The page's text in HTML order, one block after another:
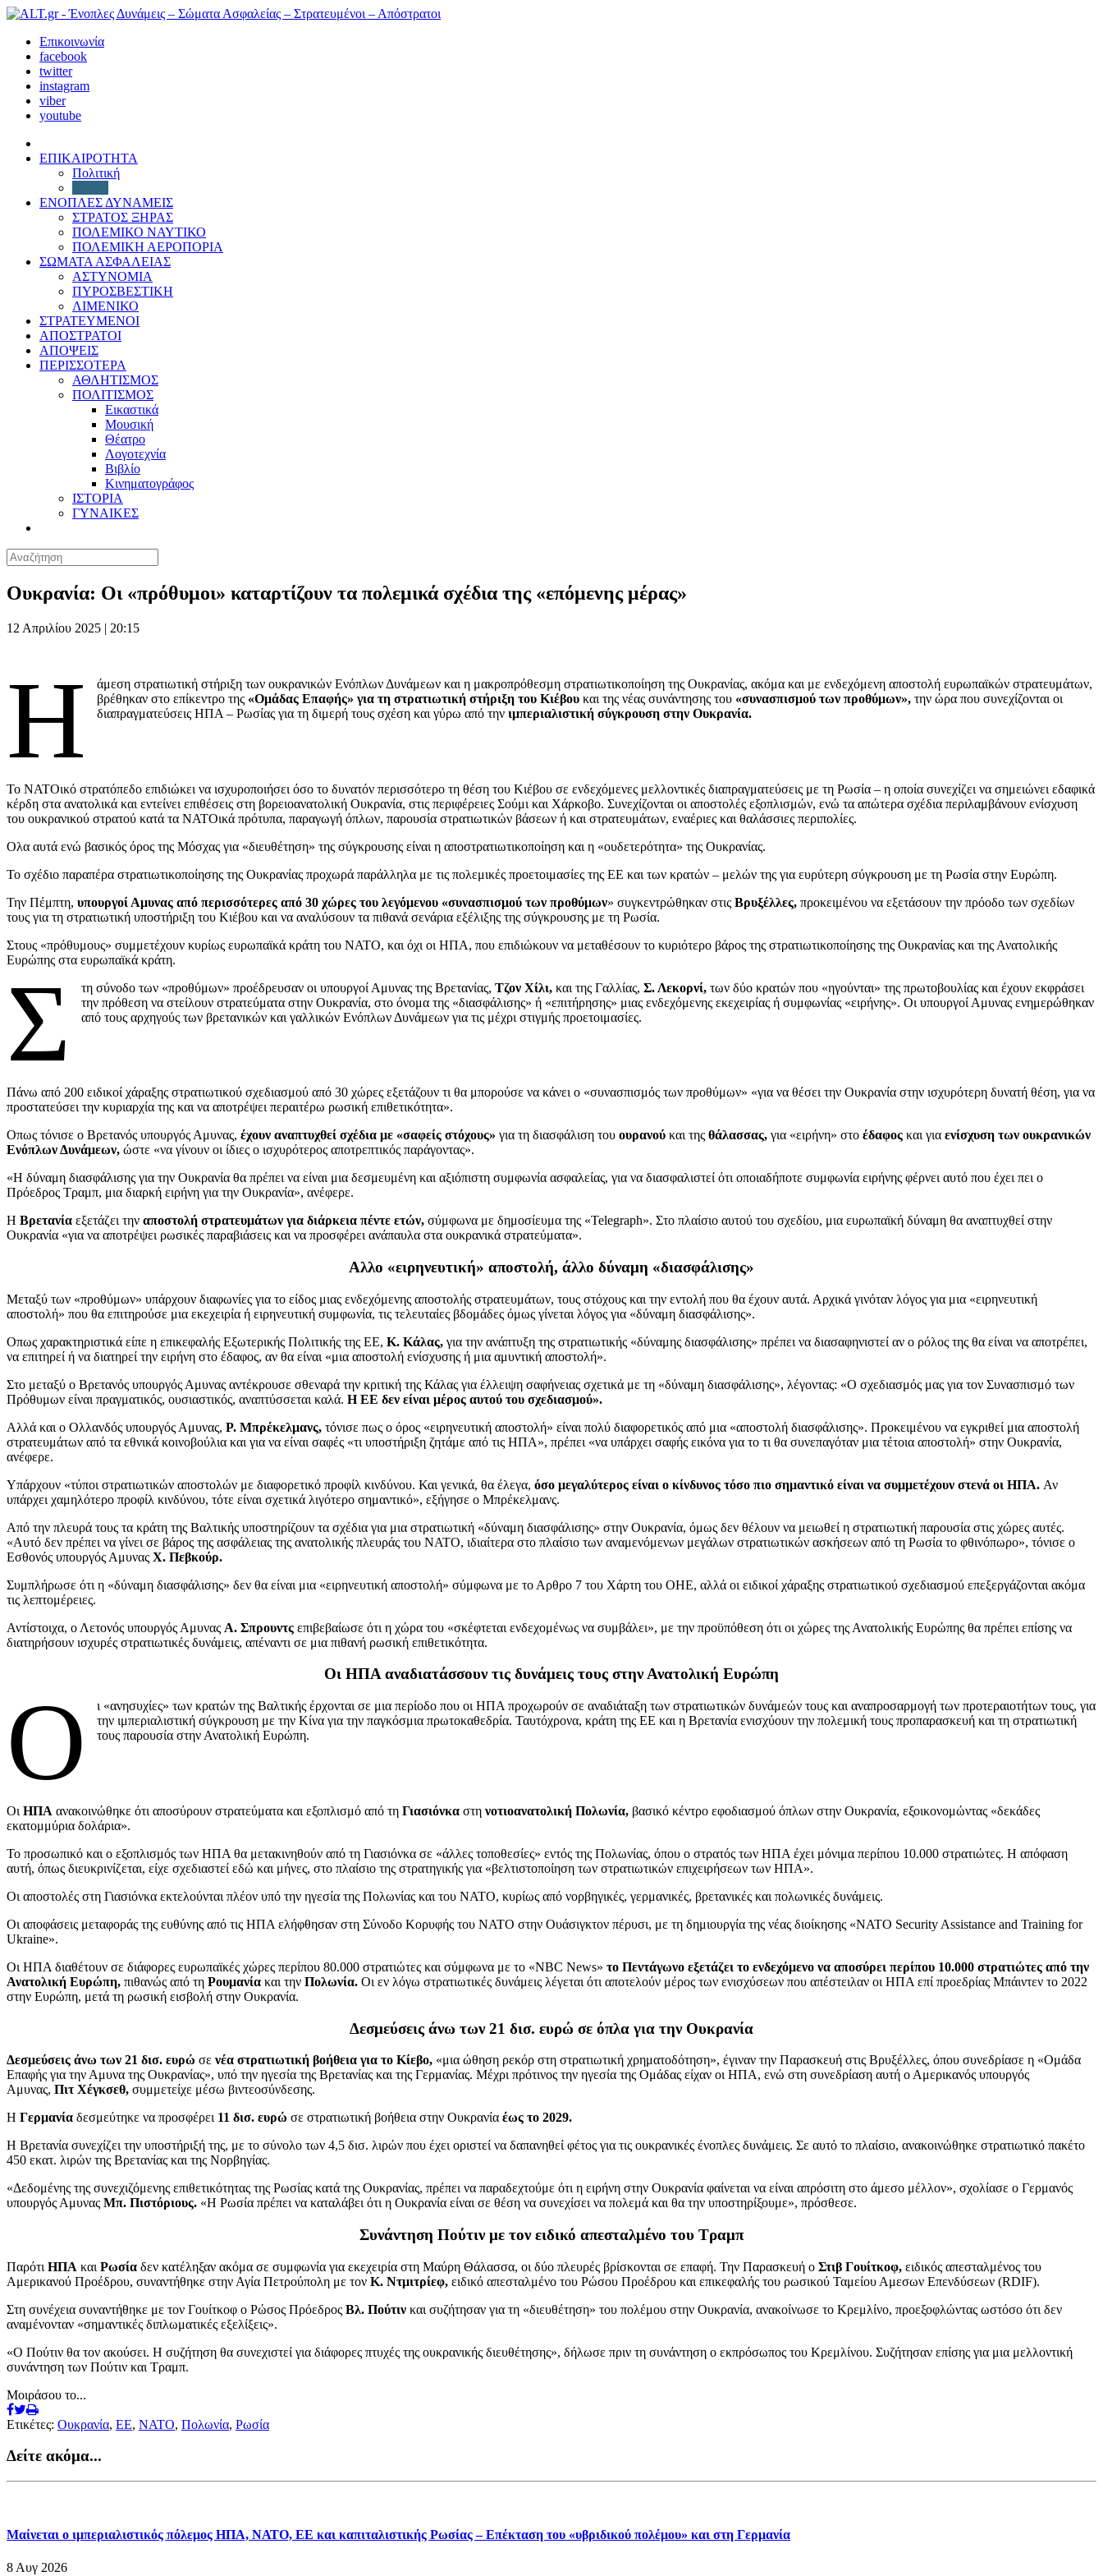
Επικοινωνία
facebook
twitter
instagram
viber
youtube
ΕΠΙΚΑΙΡΟΤΗΤΑ
Πολιτική
ΕΝΟΠΛΕΣ ΔΥΝΑΜΕΙΣ
ΣΤΡΑΤΟΣ ΞΗΡΑΣ
ΠΟΛΕΜΙΚΟ ΝΑΥΤΙΚΟ
ΠΟΛΕΜΙΚΗ ΑΕΡΟΠΟΡΙΑ
ΣΩΜΑΤΑ ΑΣΦΑΛΕΙΑΣ
ΑΣΤΥΝΟΜΙΑ
ΠΥΡΟΣΒΕΣΤΙΚΗ
ΛΙΜΕΝΙΚΟ
ΣΤΡΑΤΕΥΜΕΝΟΙ
ΑΠΟΣΤΡΑΤΟΙ
ΑΠΟΨΕΙΣ
ΠΕΡΙΣΣΟΤΕΡΑ
ΑΘΛΗΤΙΣΜΟΣ
ΠΟΛΙΤΙΣΜΟΣ
Εικαστικά
Μουσική
Θέατρο
Λογοτεχνία
Βιβλίο
Κινηματογράφος
ΙΣΤΟΡΙΑ
ΓΥΝΑΙΚΕΣ
Ουκρανία: Οι «πρόθυμοι» καταρτίζουν τα πολεμικά σχέδια της «επόμενης μέρας»
12 Απριλίου 2025 | 20:15
Η
άμεση στρατιωτική στήριξη των ουκρανικών Ενόπλων Δυνάμεων και η μακροπρόθεσμη στρατιωτικοποίηση της Ουκρανίας, ακόμα και με ενδεχόμενη αποστολή ευρωπαϊκών στρατευμάτων,
βρέθηκαν στο επίκεντρο της «Ομάδας Επαφής» για τη στρατιωτική στήριξη του Κιέβου και της νέας συνάντησης του «συνασπισμού των προθύμων», την ώρα που συνεχίζονται οι
διαπραγματεύσεις ΗΠΑ – Ρωσίας για τη διμερή τους σχέση και γύρω από τηνιμπεριαλιστική σύγκρουση στην Ουκρανία.
Το ΝΑΤΟικό στρατόπεδο επιδιώκει να ισχυροποιήσει όσο το δυνατόν περισσότερο τη θέση του Κιέβου σε ενδεχόμενες μελλοντικές διαπραγματεύσεις με τη Ρωσία – η οποία συνεχίζει να σημειώνει εδαφικά
κέρδη στα ανατολικά και εντείνει επιθέσεις στη βορειοανατολική Ουκρανία, στις περιφέρειες Σούμι και Χάρκοβο. Συνεχίζονται οι αποστολές εξοπλισμών, ενώ τα απώτερα σχέδια περιλαμβάνουν ενίσχυση
του ουκρανικού στρατού κατά τα ΝΑΤΟικά πρότυπα, παραγωγή όπλων, παρουσία στρατιωτικών βάσεων ή και στρατευμάτων, εναέριες και θαλάσσιες περιπολίες.
Ολα αυτά ενώ βασικός όρος της Μόσχας για «διευθέτηση» της σύγκρουσης είναι η αποστρατιωτικοποίηση και η «ουδετερότητα» της Ουκρανίας.
Το σχέδιο παραπέρα στρατιωτικοποίησης της Ουκρανίας προχωρά παράλληλα με τις πολεμικές προετοιμασίες της ΕΕ και των κρατών – μελών της για ευρύτερη σύγκρουση με τη Ρωσία στην Ευρώπη.
Την Πέμπτη, υπουργοί Αμυνας από περισσότερες από 30 χώρες του λεγόμενου «συνασπισμού των προθύμων» συγκεντρώθηκαν στις Βρυξέλλες, προκειμένου να εξετάσουν την πρόοδο των σχεδίων
τους για τη στρατιωτική υποστήριξη του Κιέβου και να αναλύσουν τα πιθανά σενάρια εξέλιξης της σύγκρουσης με τη Ρωσία.
Στους «πρόθυμους» συμμετέχουν κυρίως ευρωπαϊκά κράτη του ΝΑΤΟ, και όχι οι ΗΠΑ, που επιδιώκουν να μεταθέσουν το κυριότερο βάρος της στρατιωτικοποίησης της Ουκρανίας και της Ανατολικής
Ευρώπης στα ευρωπαϊκά κράτη.
Σ τη σύνοδο των «προθύμων» προέδρευσαν οι υπουργοί Αμυνας της Βρετανίας,Τζον Χίλι, και της Γαλλίας,Σ. Λεκορνί, των δύο κρατών που «ηγούνται» της πρωτοβουλίας και έχουν εκφράσει
την πρόθεση να στείλουν στρατεύματα στην Ουκρανία, στο όνομα της «διασφάλισης» ή «επιτήρησης» μιας ενδεχόμενης εκεχειρίας ή συμφωνίας «ειρήνης». Οι υπουργοί Αμυνας ενημερώθηκαν
από τους αρχηγούς των βρετανικών και γαλλικών Ενόπλων Δυνάμεων για τις μέχρι στιγμής προετοιμασίες.
Πάνω από 200 ειδικοί χάραξης στρατιωτικού σχεδιασμού από 30 χώρες εξετάζουν τι θα μπορούσε να κάνει ο «συνασπισμός των προθύμων» «για να θέσει την Ουκρανία στην ισχυρότερη δυνατή θέση, για να
προστατεύσει την κυριαρχία της και να αποτρέψει περαιτέρω ρωσική επιθετικότητα».
Οπως τόνισε ο Βρετανός υπουργός Αμυνας, έχουν αναπτυχθεί σχέδια με «σαφείς στόχους» για τη διασφάλιση του ουρανού και της θάλασσας, για «ειρήνη» στο έδαφος και για ενίσχυση των ουκρανικών
Ενόπλων Δυνάμεων, ώστε «να γίνουν οι ίδιες ο ισχυρότερος αποτρεπτικός παράγοντας».
«Η δύναμη διασφάλισης για την Ουκρανία θα πρέπει να είναι μια δεσμευμένη και αξιόπιστη συμφωνία ασφαλείας, για να διασφαλιστεί ότι οποιαδήποτε συμφωνία ειρήνης φέρνει αυτό που έχει πει ο
Πρόεδρος Tραμπ, μια διαρκή ειρήνη για την Ουκρανία», ανέφερε.
Η Βρετανία εξετάζει την αποστολή στρατευμάτων για διάρκεια πέντε ετών, σύμφωνα με δημοσίευμα της «Telegraph». Στο πλαίσιο αυτού του σχεδίου, μια ευρωπαϊκή δύναμη θα αναπτυχθεί στην
Ουκρανία «για να αποτρέψει ρωσικές παραβιάσεις και να προσφέρει ανάπαυλα στα ουκρανικά στρατεύματα».
Αλλο «ειρηνευτική» αποστολή, άλλο δύναμη «διασφάλισης»
Μεταξύ των «προθύμων» υπάρχουν διαφωνίες για το είδος μιας ενδεχόμενης αποστολής στρατευμάτων, τους στόχους και την εντολή που θα έχουν αυτά. Αρχικά γινόταν λόγος για μια «ειρηνευτική
αποστολή» που θα επιτηρούσε μια εκεχειρία ή ειρηνευτική συμφωνία, τις τελευταίες βδομάδες όμως γίνεται λόγος για «δύναμη διασφάλισης».
Οπως χαρακτηριστικά είπε η επικεφαλής Εξωτερικής Πολιτικής της ΕΕ, Κ. Κάλας, για την ανάπτυξη της στρατιωτικής «δύναμης διασφάλισης» πρέπει να διασαφηνιστεί αν ο ρόλος της θα είναι να αποτρέπει,
να επιτηρεί ή να διατηρεί την ειρήνη στο έδαφος, αν θα είναι «μια αποστολή ενίσχυσης ή μια αμυντική αποστολή».
Στο μεταξύ ο Βρετανός υπουργός Αμυνας αντέκρουσε σθεναρά την κριτική της Κάλας για έλλειψη σαφήνειας σχετικά με τη «δύναμη διασφάλισης», λέγοντας: «Ο σχεδιασμός μας για τον Συνασπισμό των
Πρόθυμων είναι πραγματικός, ουσιαστικός, αναπτύσσεται καλά. Η ΕΕ δεν είναι μέρος αυτού του σχεδιασμού».
Αλλά και ο Ολλανδός υπουργός Αμυνας, Ρ. Μπρέκελμανς, τόνισε πως ο όρος «ειρηνευτική αποστολή» είναι πολύ διαφορετικός από μια «αποστολή διασφάλισης». Προκειμένου να εγκριθεί μια αποστολή
στρατευμάτων από τα εθνικά κοινοβούλια και για να είναι σαφές «τι υποστήριξη ζητάμε από τις ΗΠΑ», πρέπει «να υπάρχει σαφής εικόνα για το τι θα συνεπαγόταν μια τέτοια αποστολή» στην Ουκρανία,
ανέφερε.
Υπάρχουν «τύποι στρατιωτικών αποστολών με διαφορετικό προφίλ κινδύνου. Και γενικά, θα έλεγα, όσο μεγαλύτερος είναι ο κίνδυνος τόσο πιο σημαντικό είναι να συμμετέχουν στενά οι ΗΠΑ. Αν
υπάρχει χαμηλότερο προφίλ κινδύνου, τότε είναι σχετικά λιγότερο σημαντικό», εξήγησε ο Μπρέκελμανς.
Από την πλευρά τους τα κράτη της Βαλτικής υποστηρίζουν τα σχέδια για μια στρατιωτική «δύναμη διασφάλισης» στην Ουκρανία, όμως δεν θέλουν να μειωθεί η στρατιωτική παρουσία στις χώρες αυτές.
«Αυτό δεν πρέπει να γίνει σε βάρος της ασφάλειας της ανατολικής πλευράς του ΝΑΤΟ, ιδιαίτερα στο πλαίσιο των αναμενόμενων μεγάλων στρατιωτικών ασκήσεων από τη Ρωσία το φθινόπωρο», τόνισε ο
Εσθονός υπουργός Αμυνας Χ. Πεβκούρ.
Συμπλήρωσε ότι η «δύναμη διασφάλισης» δεν θα είναι μια «ειρηνευτική αποστολή» σύμφωνα με το Αρθρο 7 του Χάρτη του ΟΗΕ, αλλά οι ειδικοί χάραξης στρατιωτικού σχεδιασμού επεξεργάζονται ακόμα
τις λεπτομέρειες.
Αντίστοιχα, ο Λετονός υπουργός Αμυνας Α. Σπρουντς επιβεβαίωσε ότι η χώρα του «σκέφτεται ενδεχομένως να συμβάλει», με την προϋπόθεση ότι οι χώρες της Ανατολικής Ευρώπης θα πρέπει επίσης να
διατηρήσουν ισχυρές στρατιωτικές δυνάμεις, απέναντι σε μια πιθανή ρωσική επιθετικότητα.
Οι ΗΠΑ αναδιατάσσουν τις δυνάμεις τους στην Ανατολική Ευρώπη
Ο
ι «ανησυχίες» των κρατών της Βαλτικής έρχονται σε μια περίοδο που οι ΗΠΑ προχωρούν σε αναδιάταξη των στρατιωτικών δυνάμεών τους και αναπροσαρμογή των προτεραιοτήτων τους, για
την ιμπεριαλιστική σύγκρουση με την Κίνα για την παγκόσμια πρωτοκαθεδρία. Ταυτόχρονα, κράτη της ΕΕ και η Βρετανία ενισχύουν την πολεμική τους προπαρασκευή και τη στρατιωτική
τους παρουσία στην Ανατολική Ευρώπη.
Οι ΗΠΑ ανακοινώθηκε ότι αποσύρουν στρατεύματα και εξοπλισμό από τη Γιασιόνκα στη νοτιοανατολική Πολωνία, βασικό κέντρο εφοδιασμού όπλων στην Ουκρανία, εξοικονομώντας «δεκάδες
εκατομμύρια δολάρια».
Το προσωπικό και ο εξοπλισμός των ΗΠΑ θα μετακινηθούν από τη Γιασιόνκα σε «άλλες τοποθεσίες» εντός της Πολωνίας, όπου ο στρατός των ΗΠΑ έχει μόνιμα περίπου 10.000 στρατιώτες. Η απόφαση
αυτή, όπως διευκρινίζεται, είχε σχεδιαστεί εδώ και μήνες, στο πλαίσιο της στρατηγικής για «βελτιστοποίηση των στρατιωτικών επιχειρήσεων των ΗΠΑ».
Οι αποστολές στη Γιασιόνκα εκτελούνται πλέον υπό την ηγεσία της Πολωνίας και του ΝΑΤΟ, κυρίως από νορβηγικές, γερμανικές, βρετανικές και πολωνικές δυνάμεις.
Οι αποφάσεις μεταφοράς της ευθύνης από τις ΗΠΑ ελήφθησαν στη Σύνοδο Κορυφής του ΝΑΤΟ στην Ουάσιγκτον πέρυσι, με τη δημιουργία της νέας διοίκησης «NATO Security Assistance and Training for
Ukraine».
Οι ΗΠΑ διαθέτουν σε διάφορες ευρωπαϊκές χώρες περίπου 80.000 στρατιώτες και σύμφωνα με το «NBC News» το Πεντάγωνο εξετάζει το ενδεχόμενο να αποσύρει περίπου 10.000 στρατιώτες από την
Ανατολική Ευρώπη, πιθανώς από τη Ρουμανία και την Πολωνία. Οι εν λόγω στρατιωτικές δυνάμεις λέγεται ότι αποτελούν μέρος των ενισχύσεων που απέστειλαν οι ΗΠΑ επί προεδρίας Μπάιντεν το 2022
στην Ευρώπη, μετά τη ρωσική εισβολή στην Ουκρανία.
Δεσμεύσεις άνω των 21 δισ. ευρώ σε όπλα για την Ουκρανία
Δεσμεύσεις άνω των 21 δισ. ευρώ σε νέα στρατιωτική βοήθεια για το Κίεβο, «μια ώθηση ρεκόρ στη στρατιωτική χρηματοδότηση», έγιναν την Παρασκευή στις Βρυξέλλες, όπου συνεδρίασε η «Ομάδα
Επαφής για την Αμυνα της Ουκρανίας», υπό την ηγεσία της Βρετανίας και της Γερμανίας. Μέχρι πρότινος την ηγεσία της Ομάδας είχαν οι ΗΠΑ, ενώ στη συνεδρίαση αυτή ο Αμερικανός υπουργός
Αμυνας, Πιτ Χέγκσεθ, συμμετείχε μέσω βιντεοσύνδεσης.
Η Γερμανία δεσμεύτηκε να προσφέρει 11 δισ. ευρώ σε στρατιωτική βοήθεια στην Ουκρανία έως το 2029.
Η Βρετανία συνεχίζει την υποστήριξή της, με το σύνολο των 4,5 δισ. λιρών που έχει οριστεί να δαπανηθεί φέτος για τις ουκρανικές ένοπλες δυνάμεις. Σε αυτό το πλαίσιο, ανακοινώθηκε στρατιωτικό πακέτο
450 εκατ. λιρών της Βρετανίας και της Νορβηγίας.
«Δεδομένης της συνεχιζόμενης επιθετικότητας της Ρωσίας κατά της Ουκρανίας, πρέπει να παραδεχτούμε ότι η ειρήνη στην Ουκρανία φαίνεται να είναι απρόσιτη στο άμεσο μέλλον», σχολίασε ο Γερμανός
υπουργός Αμυνας Μπ. Πιστόριους. «Η Ρωσία πρέπει να καταλάβει ότι η Ουκρανία είναι σε θέση να συνεχίσει να πολεμά και θα την υποστηρίξουμε», πρόσθεσε.
Συνάντηση Πούτιν με τον ειδικό απεσταλμένο του Τραμπ
Παρότι ΗΠΑ και Ρωσία δεν κατέληξαν ακόμα σε συμφωνία για εκεχειρία στη Μαύρη Θάλασσα, οι δύο πλευρές βρίσκονται σε επαφή. Την Παρασκευή ο Στιβ Γουίτκοφ, ειδικός απεσταλμένος του
Αμερικανού Προέδρου, συναντήθηκε στην Αγία Πετρούπολη με τον Κ. Ντμιτρίεφ, ειδικό απεσταλμένο του Ρώσου Προέδρου και επικεφαλής του ρωσικού Ταμείου Αμεσων Επενδύσεων (RDIF).
Στη συνέχεια συναντήθηκε με τον Γουίτκοφ ο Ρώσος Πρόεδρος Βλ. Πούτιν και συζήτησαν για τη «διευθέτηση» του πολέμου στην Ουκρανία, ανακοίνωσε το Κρεμλίνο, προεξοφλώντας ωστόσο ότι δεν
αναμένονταν «σημαντικές διπλωματικές εξελίξεις».
«Ο Πούτιν θα τον ακούσει. Η συζήτηση θα συνεχιστεί για διάφορες πτυχές της ουκρανικής διευθέτησης», δήλωσε πριν τη συνάντηση ο εκπρόσωπος του Κρεμλίνου. Συζήτησαν επίσης για μια μελλοντική
συνάντηση των Πούτιν και Τραμπ.
Μοιράσου το...
Ετικέτες: Ουκρανία, EE, NATO, Πολωνία, Ρωσία
Δείτε ακόμα...
Μαίνεται ο ιμπεριαλιστικός πόλεμος ΗΠΑ, ΝΑΤΟ, ΕΕ και καπιταλιστικής Ρωσίας – Επέκταση του «υβριδικού πολέμου» και στη Γερμανία
8 Αυγ 2026